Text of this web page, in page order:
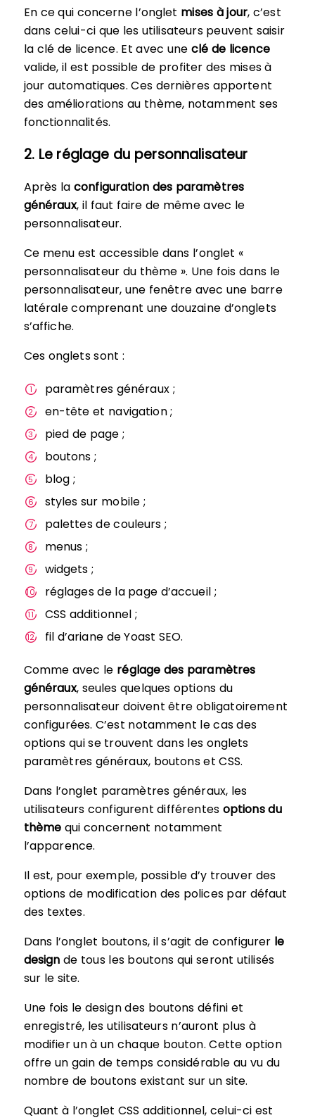
En ce qui concerne l’onglet mises à jour, c’est
dans celui-ci que les utilisateurs peuvent saisir
la clé de licence. Et avec une clé de licence
valide, il est possible de profiter des mises à
jour automatiques. Ces dernières apportent
des améliorations au thème, notamment ses
fonctionnalités.
2. Le réglage du personnalisateur
Après la configuration des paramètres
généraux, il faut faire de même avec le
personnalisateur.
Ce menu est accessible dans l’onglet «
personnalisateur du thème ». Une fois dans le
personnalisateur, une fenêtre avec une barre
latérale comprenant une douzaine d’onglets
s’affiche.
Ces onglets sont :
paramètres généraux ;
en-tête et navigation ;
pied de page ;
boutons ;
blog ;
styles sur mobile ;
palettes de couleurs ;
menus ;
widgets ;
réglages de la page d’accueil ;
CSS additionnel ;
fil d’ariane de Yoast SEO.
Comme avec le réglage des paramètres
généraux, seules quelques options du
personnalisateur doivent être obligatoirement
configurées. C’est notamment le cas des
options qui se trouvent dans les onglets
paramètres généraux, boutons et CSS.
Dans l’onglet paramètres généraux, les
utilisateurs configurent différentes options du
thème qui concernent notamment
l’apparence.
Il est, pour exemple, possible d’y trouver des
options de modification des polices par défaut
des textes.
Dans l’onglet boutons, il s’agit de configurer le
design de tous les boutons qui seront utilisés
sur le site.
Une fois le design des boutons défini et
enregistré, les utilisateurs n’auront plus à
modifier un à un chaque bouton. Cette option
offre un gain de temps considérable au vu du
nombre de boutons existant sur un site.
Quant à l’onglet CSS additionnel, celui-ci est